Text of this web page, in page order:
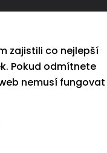
zajistili co nejlepší
Pokud odmítnete
nemusí fungovat